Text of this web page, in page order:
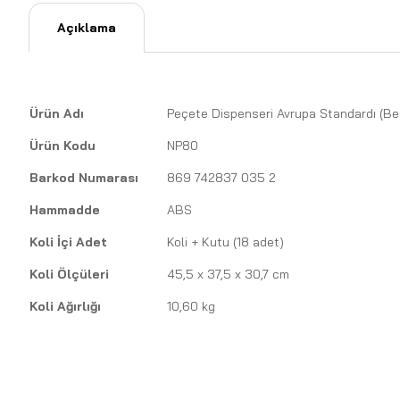
Açıklama
Ürün Adı
Peçete Dispenseri Avrupa Standardı
Ürün Kodu
NP80
Barkod Numarası
869 742837 035 2
Hammadde
ABS
Koli İçi Adet
Koli + Kutu (18 adet)
Koli Ölçüleri
45,5 x 37,5 x 30,7 cm
Koli Ağırlığı
10,60 kg